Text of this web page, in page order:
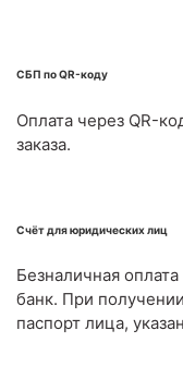
СБП по QR-коду
Оплата через QR-
заказа.
Счёт для юридических лиц
Безналичная
банк. При
паспорт лица,